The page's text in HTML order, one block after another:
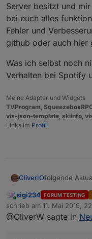
Server besitzt und
bei euch alles
Fehler und
github oder auch hier
Was ich selbst noch
Verhalten bei Spotify
Meine Adapter und Widgets
TVProgram
vis-json-template skiinfo
Links im Profil
OliverIOfolgende
die
der
Eine
ist auf
Online
sigi234 FORUM TESTING
schrieb am 11. Mai 2019,
zuletzt editiert von sigi234
@OliverW sagte in